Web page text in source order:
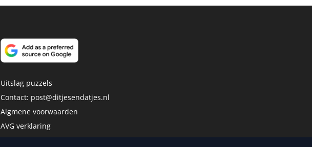
Uitslag puzzels
Contact: post@ditjesendatjes.nl
Algmene voorwaarden
AVG verklaring